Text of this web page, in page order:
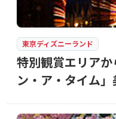
東京ディズニーランド
特別観賞エリア
ン・ア・タイム